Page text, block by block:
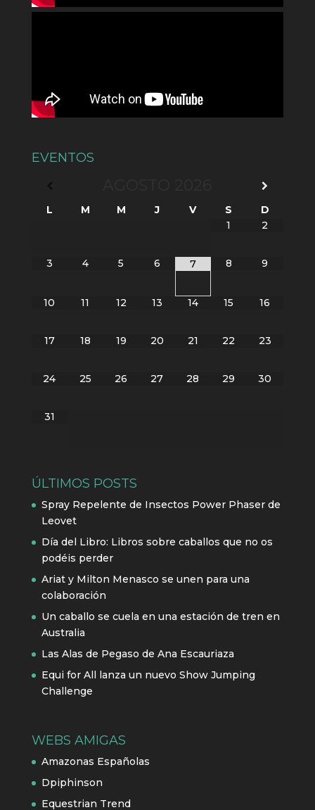
EVENTOS
L M M J V S
D
1
2
3 4 5 6 7 8 9
10 11 12 13 14 15 16
17 18 19 20 21 22 23
24 25 26 27 28 29 30
31
ÚLTIMOS POSTS
Spray Repelente de Insectos Power Phaser de
Leovet
Día del Libro: Libros sobre caballos que no os
podéis perder
Ariat y Milton Menasco se unen para una
colaboración
Un caballo se cuela en una estación de tren en
Australia
Las Alas de Pegaso de Ana Escauriaza
Equi for All lanza un nuevo Show Jumping
Challenge
WEBS AMIGAS
Amazonas Españolas
Dpiphinson
Equestrian Trend